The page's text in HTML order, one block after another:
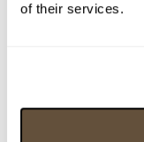
of their services.